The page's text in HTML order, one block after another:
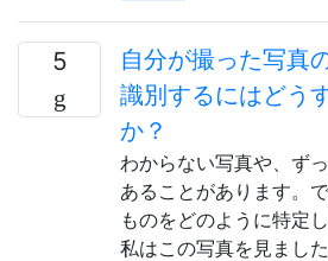
5
自分が撮った写真
識別するにはどう
か？
わからない写真や、ず
あることがあります。
ものをどのように特定
私はこの写真を見まし